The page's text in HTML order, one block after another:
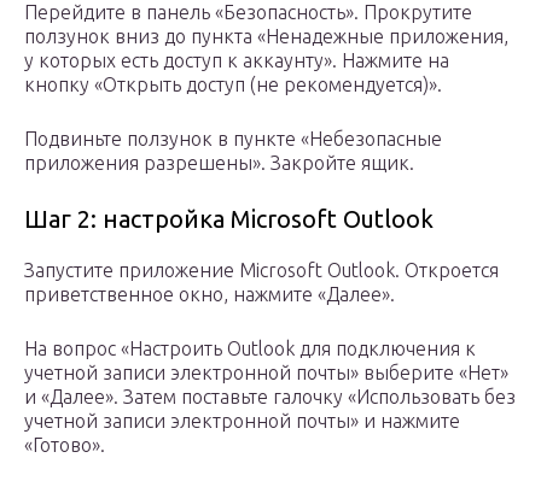
Перейдите в панель «Безопасность». Прокрутите
ползунок вниз до пункта «Ненадежные приложения,
у которых есть доступ к аккаунту». Нажмите на
кнопку «Открыть доступ (не рекомендуется)».
Подвиньте ползунок в пункте «Небезопасные
приложения разрешены». Закройте ящик.
Шаг 2: настройка Microsoft Outlook
Запустите приложение Microsoft Outlook. Откроется
приветственное окно, нажмите «Далее».
На вопрос «Настроить Outlook для подключения к
учетной записи электронной почты» выберите «Нет»
и «Далее». Затем поставьте галочку «Использовать без
учетной записи электронной почты» и нажмите
«Готово».